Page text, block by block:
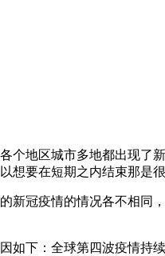
个地区城市多地都出现了
想要在短期之内结束那是很
冠疫情的情况各不相同
下：全球第四波疫情持